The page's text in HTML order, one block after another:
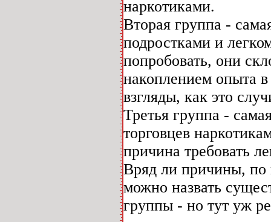
наркотиками.
Вторая группа -
подростками и
попробовать, они
накоплением опыта
взгляды, как это
Третья группа -
торговцев
причина требовать
Вряд ли причины, по
можно назвать
группы - но тут уж